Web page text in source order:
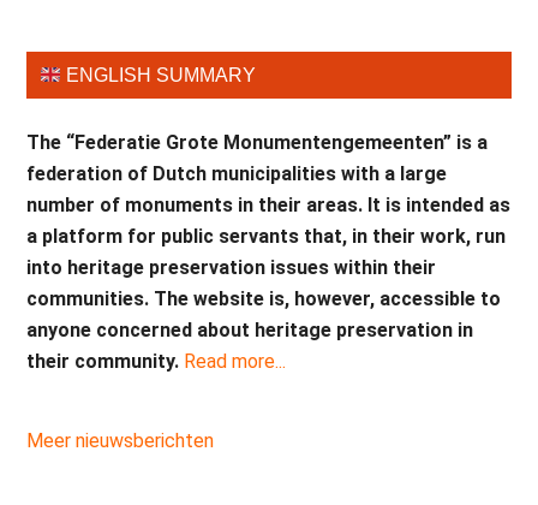
ENGLISH SUMMARY
The “Federatie Grote Monumentengemeenten” is a
federation of Dutch municipalities with a large
number of monuments in their areas. It is intended as
a platform for public servants that, in their work, run
into heritage preservation issues within their
communities. The website is, however, accessible to
anyone concerned about heritage preservation in
their community. Read more...
Meer nieuwsberichten